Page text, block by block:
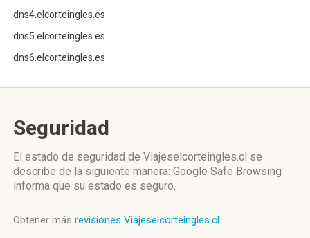
dns4.elcorteingles.es
dns5.elcorteingles.es
dns6.elcorteingles.es
Seguridad
El estado de seguridad de Viajeselcorteingles.cl se
describe de la siguiente manera: Google Safe Browsing
informa que su estado es seguro.
Obtener más revisiones Viajeselcorteingles.cl